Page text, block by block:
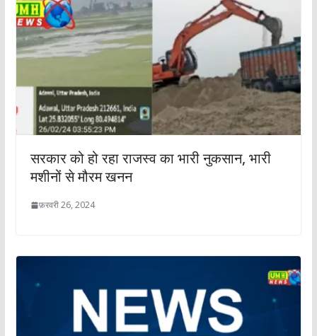
सरकार को हो रहा राजस्व का भारी नुकसान, भारी
मशीनों से मौरम खनन
फ़रवरी 26, 2024